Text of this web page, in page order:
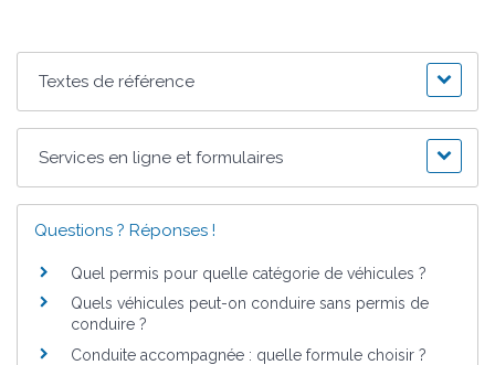
Textes de référence
Services en ligne et formulaires
Questions ? Réponses !
Quel permis pour quelle catégorie de véhicules ?
Quels véhicules peut-on conduire sans permis de
conduire ?
Conduite accompagnée : quelle formule choisir ?